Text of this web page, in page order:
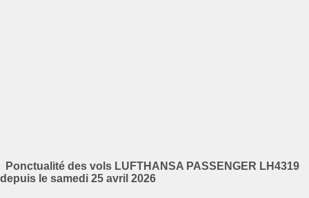
Ponctualité des vols LUFTHANSA PASSENGER LH4319
depuis le samedi 25 avril 2026